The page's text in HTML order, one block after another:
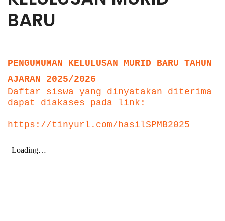
BARU
PENGUMUMAN KELULUSAN MURID BARU TAHUN
AJARAN 2025/2026
Daftar siswa yang dinyatakan diterima
dapat diakases pada link:
https://tinyurl.com/hasilSPMB2025